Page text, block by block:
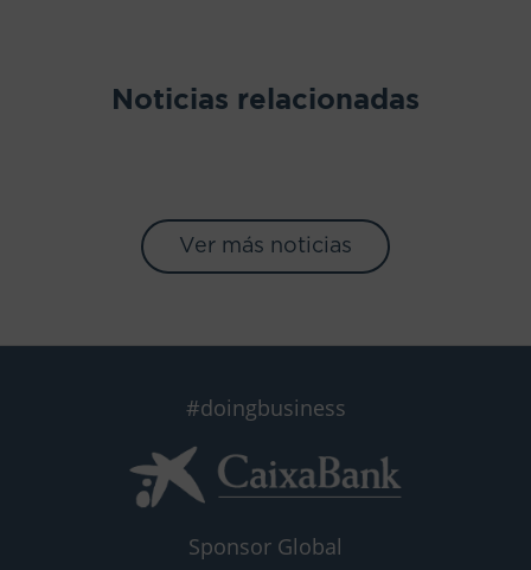
Noticias relacionadas
Ver más noticias
#doingbusiness
Sponsor Global